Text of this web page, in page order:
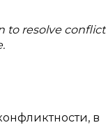
to resolve conflict
в